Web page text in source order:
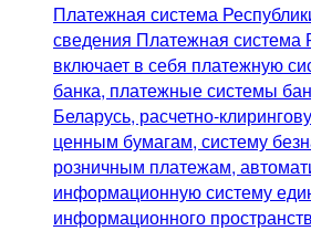
Платежная система
сведения Платежная система
включает в себя платежную
банка, платежные системы
Беларусь, расчетно-
ценным бумагам, систему
розничным платежам,
информационную систему
информационного